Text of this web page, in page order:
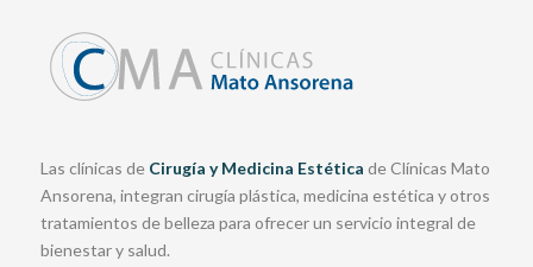
Las clínicas de Cirugía y Medicina Estética de Clínicas Mato
Ansorena, integran cirugía plástica, medicina estética y otros
tratamientos de belleza para ofrecer un servicio integral de
bienestar y salud.